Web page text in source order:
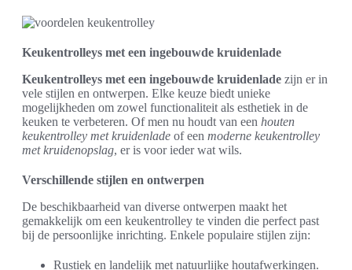
Keukentrolleys met een ingebouwde kruidenlade
Keukentrolleys met een ingebouwde kruidenlade zijn er in
vele stijlen en ontwerpen. Elke keuze biedt unieke
mogelijkheden om zowel functionaliteit als esthetiek in de
keuken te verbeteren. Of men nu houdt van een houten
keukentrolley met kruidenlade of een moderne keukentrolley
met kruidenopslag, er is voor ieder wat wils.
Verschillende stijlen en ontwerpen
De beschikbaarheid van diverse ontwerpen maakt het
gemakkelijk om een keukentrolley te vinden die perfect past
bij de persoonlijke inrichting. Enkele populaire stijlen zijn:
Rustiek en landelijk met natuurlijke houtafwerkingen.